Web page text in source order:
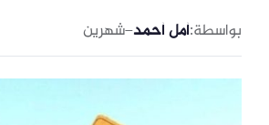
بواسطة:أمل أحمد–شهرين